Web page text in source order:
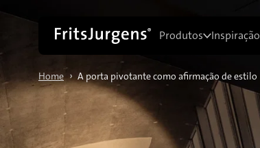
Produtos Inspiração
Home › A porta pivotante como afirmação de estilo